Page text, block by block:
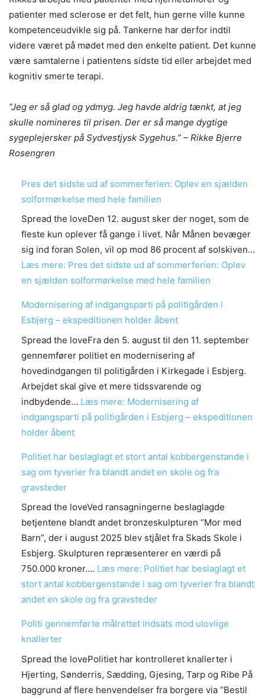
patienter med sclerose er det felt, hun gerne ville kunne
kompetenceudvikle sig på. Tankerne har derfor indtil
videre været på mødet med den enkelte patient. Det kunne
være samtalerne i patientens sidste tid eller arbejdet med
kognitiv smerte terapi.
”Jeg er så glad og ydmyg. Jeg havde aldrig tænkt, at jeg
skulle nomineres til prisen. Der er så mange dygtige
sygeplejersker på Sydvestjysk Sygehus.” – Rikke Bjerre
Rosengren
Pres det sidste ud af sommerferien: Oplev en sjælden
solformørkelse med hele familien
Spread the loveDen 12. august sker der noget, som de
fleste kun oplever få gange i livet. Når Månen bevæger
sig ind foran Solen, vil op mod 86 procent af solskiven…
Læs mere: Pres det sidste ud af sommerferien: Oplev
en sjælden solformørkelse med hele familien
Modernisering af indgangsparti på politigården i
Esbjerg – ekspeditionen holder åbent
Spread the loveFra den 5. august til den 11. september
gennemfører politiet en modernisering af
hovedindgangen til politigården i Kirkegade i Esbjerg.
Arbejdet skal give et mere tidssvarende og
indbydende… Læs mere: Modernisering af
indgangsparti på politigården i Esbjerg – ekspeditionen
holder åbent
Politiet har beslaglagt et stort antal kobbergenstande i
sag om tyverier fra blandt andet en skole og fra
gravsteder
Spread the loveVed ransagningerne beslaglagde
betjentene blandt andet bronzeskulpturen “Mor med
Barn”, der i august 2025 blev stjålet fra Skads Skole i
Esbjerg. Skulpturen repræsenterer en værdi på
750.000 kroner.… Læs mere: Politiet har beslaglagt et
stort antal kobbergenstande i sag om tyverier fra blandt
andet en skole og fra gravsteder
Politi gennemførte målrettet indsats mod ulovlige
knallerter
Spread the lovePolitiet har kontrolleret knallerter i
Hjerting, Sønderris, Sædding, Gjesing, Tarp og Ribe På
baggrund af flere henvendelser fra borgere via “Bestil